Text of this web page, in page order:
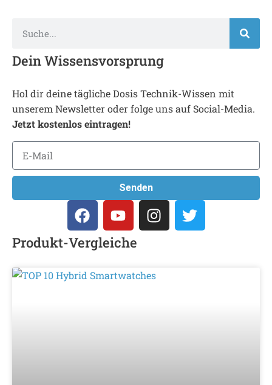
Dein Wissensvorsprung
Hol dir deine tägliche Dosis Technik-Wissen mit
unserem Newsletter oder folge uns auf Social-Media.
Jetzt kostenlos eintragen!
Senden
Produkt-Vergleiche